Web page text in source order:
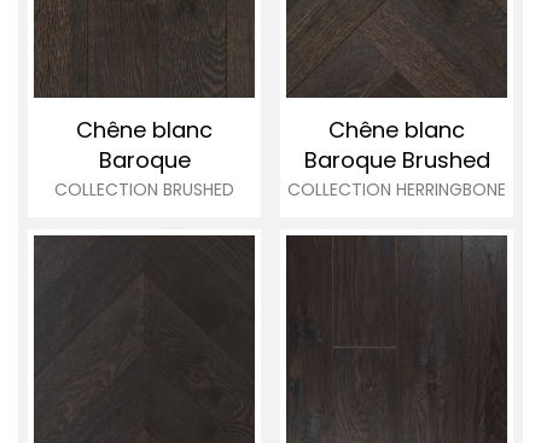
Chêne blanc
Baroque
COLLECTION BRUSHED
Chêne blanc
Baroque Brushed
COLLECTION HERRINGBONE